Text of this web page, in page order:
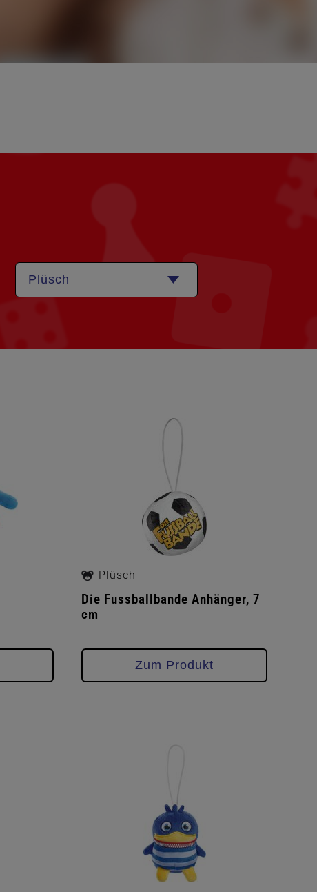
Plüsch
Die Fussballbande Anhänger, 7
cm
Zum Produkt